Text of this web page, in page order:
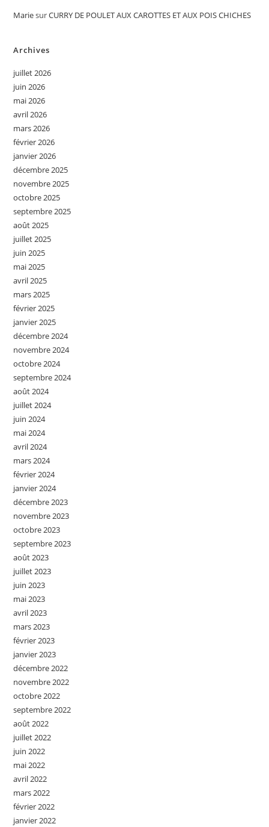
MariesurCURRY DE POULET AUX CAROTTES ET AUX POIS CHICHES
Archives
juillet 2026
juin 2026
mai 2026
avril 2026
mars 2026
février 2026
janvier 2026
décembre 2025
novembre 2025
octobre 2025
septembre 2025
août 2025
juillet 2025
juin 2025
mai 2025
avril 2025
mars 2025
février 2025
janvier 2025
décembre 2024
novembre 2024
octobre 2024
septembre 2024
août 2024
juillet 2024
juin 2024
mai 2024
avril 2024
mars 2024
février 2024
janvier 2024
décembre 2023
novembre 2023
octobre 2023
septembre 2023
août 2023
juillet 2023
juin 2023
mai 2023
avril 2023
mars 2023
février 2023
janvier 2023
décembre 2022
novembre 2022
octobre 2022
septembre 2022
août 2022
juillet 2022
juin 2022
mai 2022
avril 2022
mars 2022
février 2022
janvier 2022